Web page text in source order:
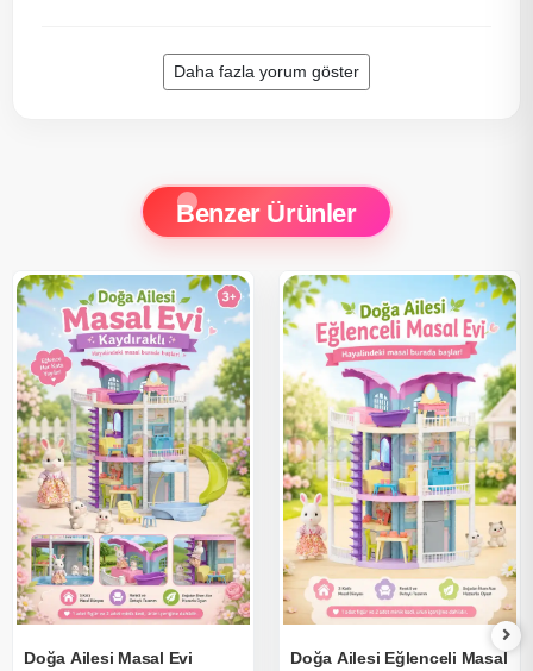
Daha fazla yorum göster
Benzer Ürünler
Doğa Ailesi Masal Evi
Doğa Ailesi Eğlenceli Masal